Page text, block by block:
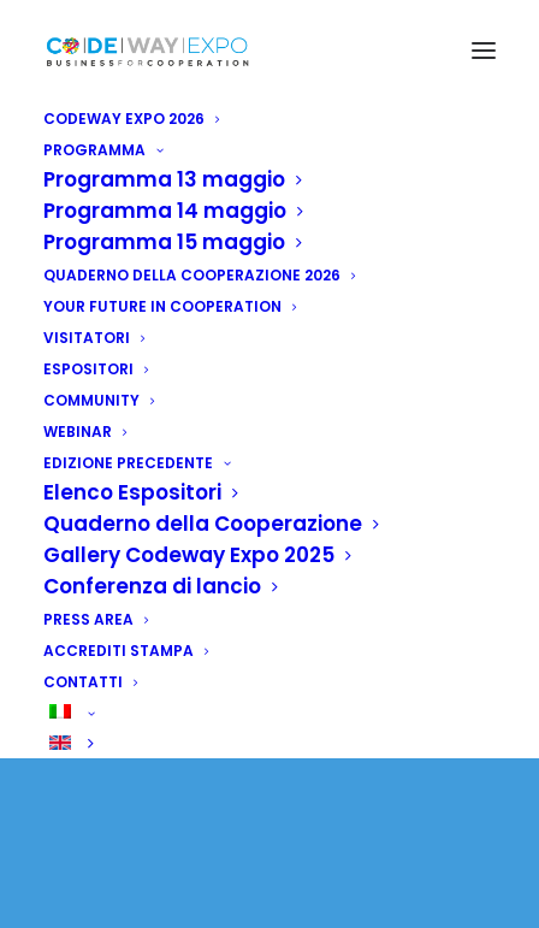
CODEWAY EXPO 2026
PROGRAMMA
Programma 13 maggio
Programma 14 maggio
Programma 15 maggio
QUADERNO DELLA COOPERAZIONE 2026
YOUR FUTURE IN COOPERATION
VISITATORI
ESPOSITORI
COMMUNITY
WEBINAR
EDIZIONE PRECEDENTE
Elenco Espositori
Quaderno della Cooperazione
Gallery Codeway Expo 2025
Conferenza di lancio
PRESS AREA
ACCREDITI STAMPA
CONTATTI